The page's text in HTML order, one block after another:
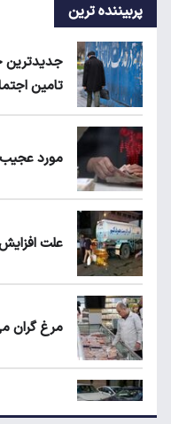
پربیننده ترین
جدیدترین
تامین
مورد عجیب
علت
مرغ گران
ریزش